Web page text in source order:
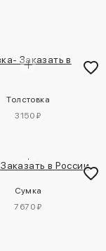
Толстовка
3150 ₽
Сумка
7670 ₽